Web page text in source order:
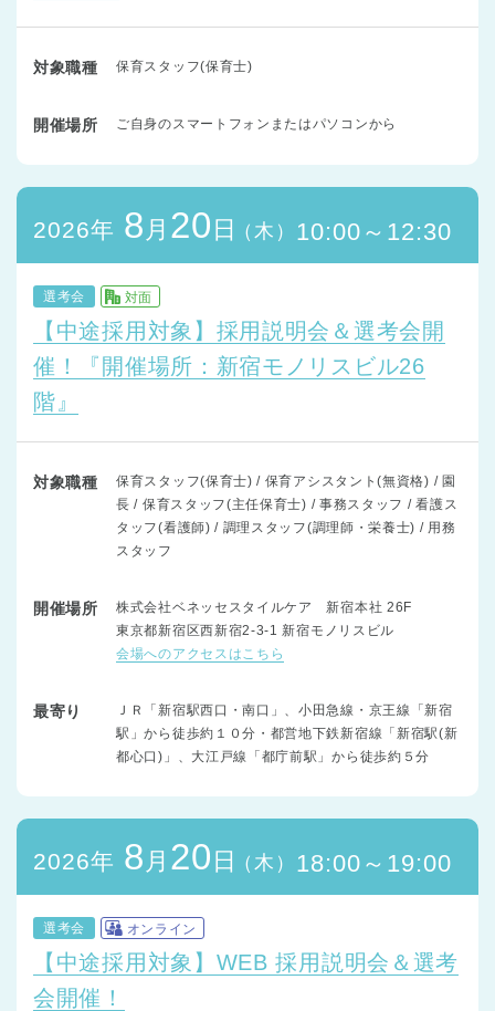
対象職種 保育スタッフ(保育士)
開催場所 ご自身のスマートフォンまたはパソコンから
2026年 8 月 20 日 （木） 10:00～12:30
選考会 対面
【中途採用対象】採用説明会＆選考会開
催！『開催場所：新宿モノリスビル26
階』
対象職種
保育スタッフ(保育士) / 保育アシスタント(無資格) / 園
長 / 保育スタッフ(主任保育士) / 事務スタッフ / 看護ス
タッフ(看護師) / 調理スタッフ(調理師・栄養士) / 用務
スタッフ
開催場所
株式会社ベネッセスタイルケア 新宿本社 26F
東京都新宿区西新宿2-3-1 新宿モノリスビル
会場へのアクセスはこちら
最寄り
ＪＲ「新宿駅西口・南口」、小田急線・京王線「新宿
駅」から徒歩約１０分・都営地下鉄新宿線「新宿駅(新
都心口)」、大江戸線「都庁前駅」から徒歩約５分
2026年 8 月 20 日 （木） 18:00～19:00
選考会 オンライン
【中途採用対象】WEB 採用説明会＆選考
会開催！